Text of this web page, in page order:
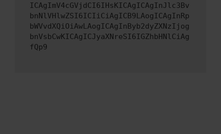
ICAgImV4cGVjdCI6IHsKICAgICAgInJlc3Bv
bnNlVHlwZSI6ICIiCiAgICB9LAogICAgInRp
bWVvdXQiOiAwLAogICAgInByb2dyZXNzIjog
bnVsbCwKICAgICJyaXNreSI6IGZhbHNlCiAg
fQp9